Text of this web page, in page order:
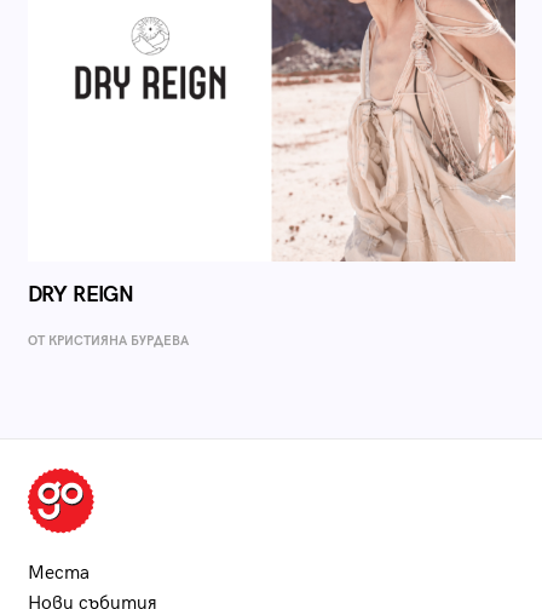
DRY REIGN
ОТ КРИСТИЯНА БУРДЕВА
Места
Нови събития